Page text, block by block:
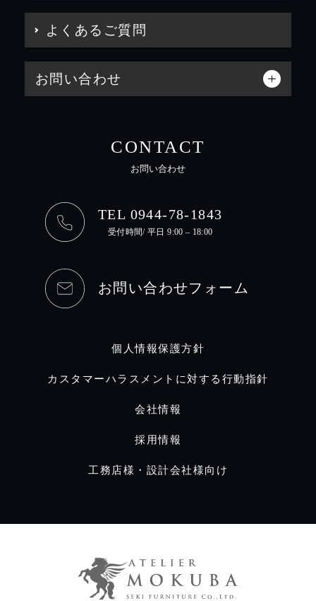
よくあるご質問
お問い合わせ
CONTACT
お問い合わせ
TEL 0944-78-1843
受付時間/ 平日 9:00 – 18:00
お問い合わせフォーム
個人情報保護方針
カスタマーハラスメントに対する行動指針
会社情報
採用情報
工務店様・設計会社様向け